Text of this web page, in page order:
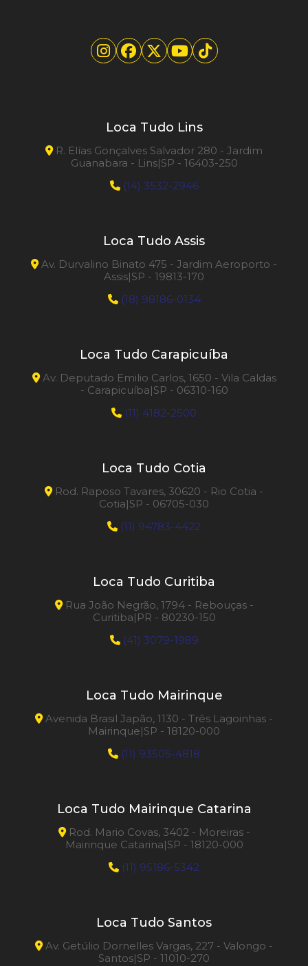
Loca Tudo Lins
R. Elías Gonçalves Salvador 280 - Jardim
Guanabara - Lins|SP - 16403-250
(14) 3532-2946
Loca Tudo Assis
Av. Durvalino Binato 475 - Jardim Aeroporto -
Assis|SP - 19813-170
(18) 98186-0134
Loca Tudo Carapicuíba
Av. Deputado Emilio Carlos, 1650 - Vila Caldas
- Carapicuíba|SP - 06310-160
(11) 4182-2500
Loca Tudo Cotia
Rod. Raposo Tavares, 30620 - Rio Cotia -
Cotia|SP - 06705-030
(11) 94783-4422
Loca Tudo Curitiba
Rua João Negrão, 1794 - Rebouças -
Curitiba|PR - 80230-150
(41) 3079-1989
Loca Tudo Mairinque
Avenida Brasil Japão, 1130 - Três Lagoinhas -
Mairinque|SP - 18120-000
(11) 93505-4818
Loca Tudo Mairinque Catarina
Rod. Mario Covas, 3402 - Moreiras -
Mairinque Catarina|SP - 18120-000
(11) 95186-5342
Loca Tudo Santos
Av. Getúlio Dornelles Vargas, 227 - Valongo -
Santos|SP - 11010-270